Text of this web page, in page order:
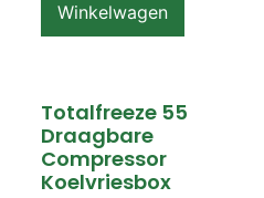
Winkelwagen
Totalfreeze 55
Draagbare
Compressor
Koelvriesbox